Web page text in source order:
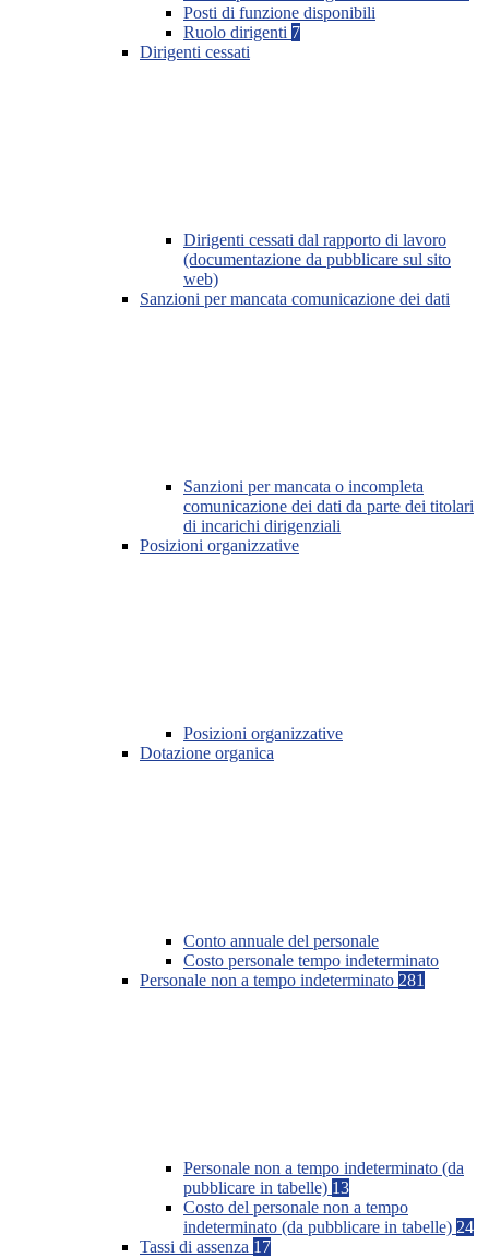
Posti di funzione disponibili
Ruolo dirigenti 7
Dirigenti cessati
Dirigenti cessati dal rapporto di lavoro
(documentazione da pubblicare sul sito
web)
Sanzioni per mancata comunicazione dei dati
Sanzioni per mancata o incompleta
comunicazione dei dati da parte dei titolari
di incarichi dirigenziali
Posizioni organizzative
Posizioni organizzative
Dotazione organica
Conto annuale del personale
Costo personale tempo indeterminato
Personale non a tempo indeterminato 281
Personale non a tempo indeterminato (da
pubblicare in tabelle) 13
Costo del personale non a tempo
indeterminato (da pubblicare in tabelle) 24
Tassi di assenza 17